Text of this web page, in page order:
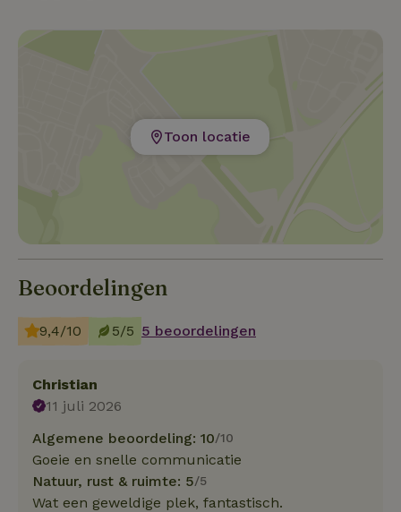
Toon locatie
Beoordelingen
9,4/10 5/5 5 beoordelingen
Christian
11 juli 2026
Algemene beoordeling: 10/10
Goeie en snelle communicatie
Natuur, rust & ruimte: 5/5
Wat een geweldige plek, fantastisch.